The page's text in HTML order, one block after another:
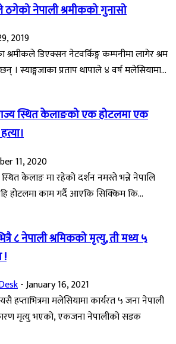
नेपाली श्रमीकको गुनासो
2019
डिएक्सन नेटवर्किङ्ग कम्पनीमा लागेर श्रम
स्याङ्गजाका प्रताप थापाले ४ वर्ष मलेसियामा...
स्थित केलाङको एक होटलमा एक
11, 2020
केलाङ मा रहेको दर्शन नमस्ते भन्ने नेपालि
होटलमा काम गर्दै आएकि सिक्किम कि...
८ नेपाली श्रमिकको मृत्यु, ती मध्य ५
!
-January 16, 2021
हप्ताभित्रमा मलेसियामा कार्यरत ५ जना नेपाली
मृत्यु भएको, एकजना नेपालीको सडक